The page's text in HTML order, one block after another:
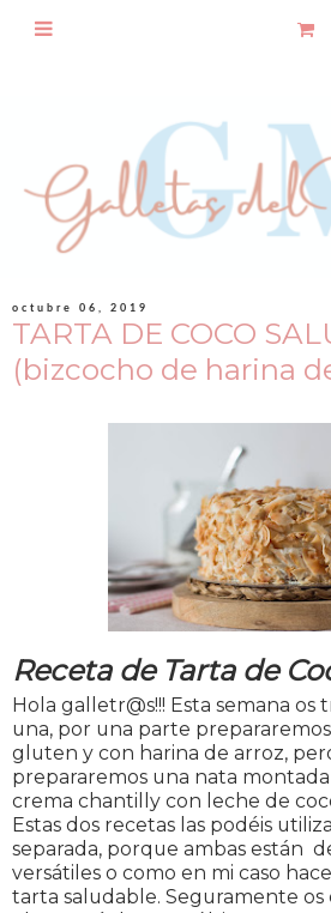
octubre 06, 2019
TARTA DE COCO
(bizcocho de harina
Receta de Tarta de
Hola galletr@s!!! Esta semana os
una, por una parte
gluten y con harina de arroz,
prepararemos una nata
crema chantilly con leche de
Estas dos recetas las podéis
separada, porque ambas están
versátiles o como en mi caso
tarta saludable. Seguramente